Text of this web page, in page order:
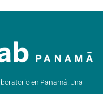
en Panamá. Una